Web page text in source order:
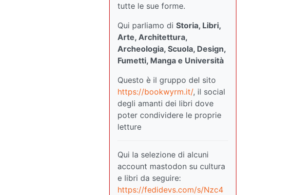
tutte le sue forme.
Qui parliamo di Storia, Libri,
Arte, Architettura,
Archeologia, Scuola, Design,
Fumetti, Manga e Università
Questo è il gruppo del sito
https://bookwyrm.it/, il social
degli amanti dei libri dove
poter condividere le proprie
letture
Qui la selezione di alcuni
account mastodon su cultura
e libri da seguire:
https://fedidevs.com/s/Nzc4